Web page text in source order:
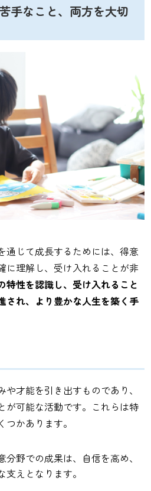
手なこと、両方を大切
通じて成長するためには、得意
に理解し、受け入れることが非
特性を認識し、受け入れること
され、より豊かな人生を築く手
才能を引き出すものであり、
が可能な活動です。これらは特
かあります。
分野での成果は、自信を高め、
えとなります。